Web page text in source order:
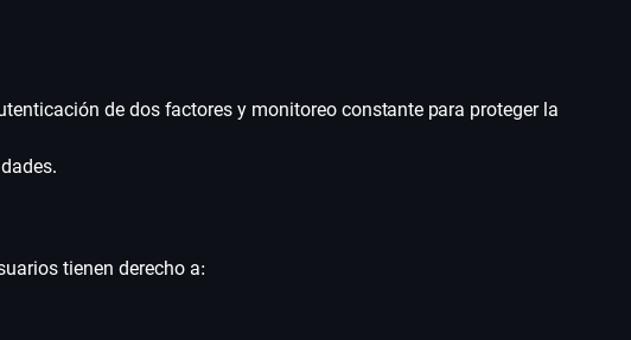
de dos factores y monitoreo constante para proteger la
tienen derecho a: